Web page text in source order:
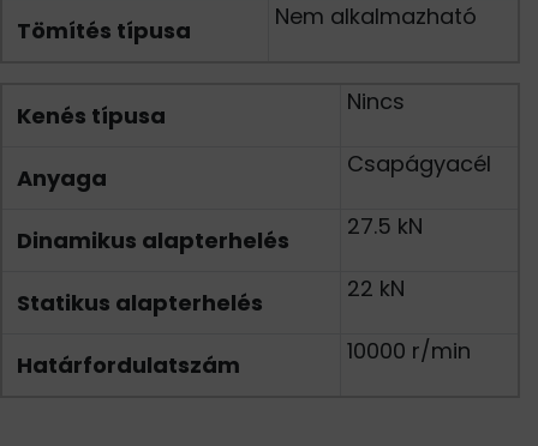
Tömítés típusa Nem alkalmazható
Kenés típusa Nincs
Anyaga Csapágyacél
Dinamikus alapterhelés 27.5 kN
Statikus alapterhelés 22 kN
Határfordulatszám 10000 r/min